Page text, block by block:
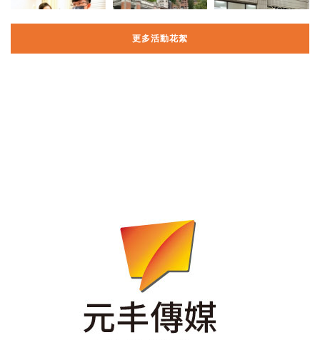
更多活動花絮